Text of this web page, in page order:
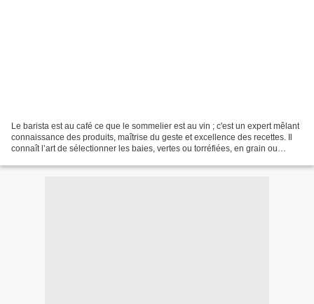
Le barista est au café ce que le sommelier est au vin ; c'est un expert mêlant
connaissance des produits, maîtrise du geste et excellence des recettes. Il
connaît l’art de sélectionner les baies, vertes ou torréfiées, en grain ou